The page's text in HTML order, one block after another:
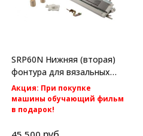
SRP60N Нижняя (вторая)
фонтура для вязальных
машин Silver Reed
Акция: При покупке
машины обучающий фильм
в подарок!
доставка по России.